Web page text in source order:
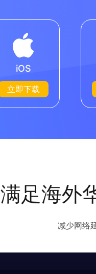
iOS
立即下载
满足海外
减少网络